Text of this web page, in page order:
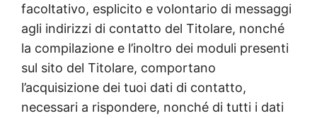
facoltativo, esplicito e volontario di messaggi
agli indirizzi di contatto del Titolare, nonché
la compilazione e l’inoltro dei moduli presenti
sul sito del Titolare, comportano
l’acquisizione dei tuoi dati di contatto,
necessari a rispondere, nonché di tutti i dati